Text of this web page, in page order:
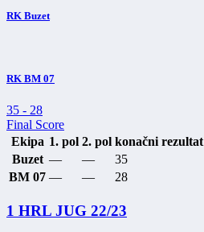
RK Buzet
RK BM 07
35 - 28
Final Score
Ekipa 1. pol 2. pol konačni rezultat
Buzet — —
35
BM 07 — — 28
1 HRL JUG 22/23